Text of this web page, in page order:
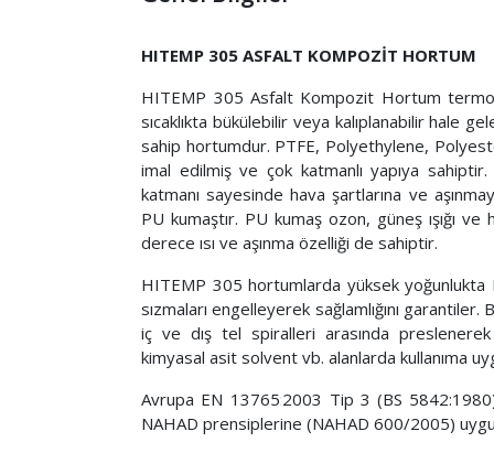
HITEMP 305 ASFALT KOMPOZİT HORTUM
HITEMP 305 Asfalt Kompozit Hortum
sıcaklıkta bükülebilir veya kalıplanabilir hale
sahip hortumdur. PTFE, Polyethylene,
imal edilmiş ve çok katmanlı yapıya
katmanı sayesinde hava şartlarına ve
PU kumaştır. PU kumaş ozon, güneş ışığı ve
derece ısı ve aşınma özelliği de sahiptir.
HITEMP 305 hortumlarda yüksek
sızmaları engelleyerek sağlamlığını
iç ve dış tel spiralleri arasında preslenerek
kimyasal asit solvent vb. alanlarda kullanıma
Avrupa EN 13765:2003 Tip 3 (BS
NAHAD prensiplerine (NAHAD 600/2005)